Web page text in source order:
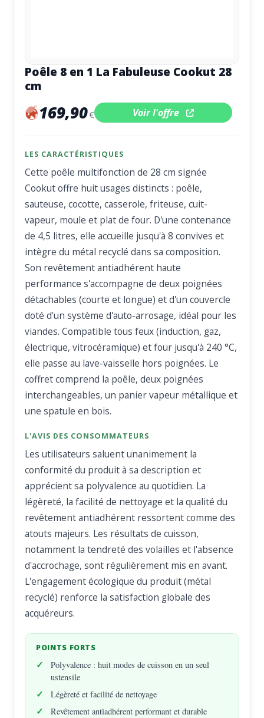
Poêle 8 en 1 La Fabuleuse Cookut 28
cm
169,90€ Voir l'offre
LES CARACTÉRISTIQUES
Cette poêle multifonction de 28 cm signée
Cookut offre huit usages distincts : poêle,
sauteuse, cocotte, casserole, friteuse, cuit-
vapeur, moule et plat de four. D'une contenance
de 4,5 litres, elle accueille jusqu'à 8 convives et
intègre du métal recyclé dans sa composition.
Son revêtement antiadhérent haute
performance s'accompagne de deux poignées
détachables (courte et longue) et d'un couvercle
doté d'un système d'auto-arrosage, idéal pour les
viandes. Compatible tous feux (induction, gaz,
électrique, vitrocéramique) et four jusqu'à 240 °C,
elle passe au lave-vaisselle hors poignées. Le
coffret comprend la poêle, deux poignées
interchangeables, un panier vapeur métallique et
une spatule en bois.
L'AVIS DES CONSOMMATEURS
Les utilisateurs saluent unanimement la
conformité du produit à sa description et
apprécient sa polyvalence au quotidien. La
légèreté, la facilité de nettoyage et la qualité du
revêtement antiadhérent ressortent comme des
atouts majeurs. Les résultats de cuisson,
notamment la tendreté des volailles et l'absence
d'accrochage, sont régulièrement mis en avant.
L'engagement écologique du produit (métal
recyclé) renforce la satisfaction globale des
acquéreurs.
POINTS FORTS
Polyvalence : huit modes de cuisson en un seul
ustensile
Légèreté et facilité de nettoyage
Revêtement antiadhérent performant et durable